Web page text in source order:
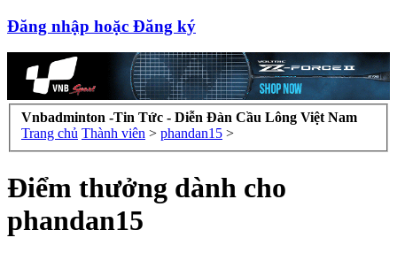
Đăng nhập hoặc Đăng ký
Vnbadminton -Tin Tức - Diễn Đàn Cầu Lông Việt Nam
Trang chủ Thành viên > phandan15 >
Điểm thưởng dành cho
phandan15